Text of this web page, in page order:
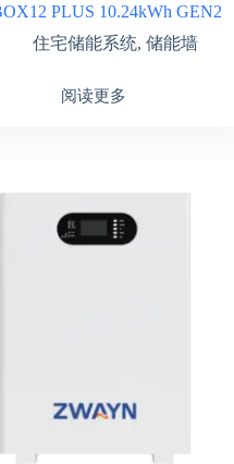
PLUS 10.24kWh GEN2
住宅储能系统, 储能墙
阅读更多